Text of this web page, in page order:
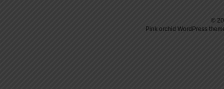
©
Pink orchid WordPress